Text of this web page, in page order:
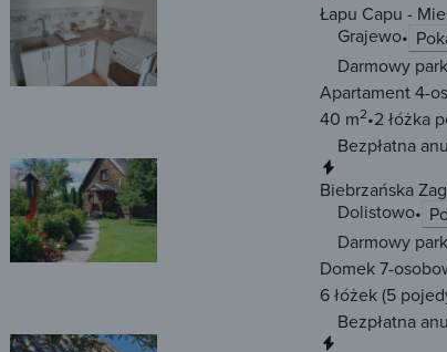
Łapu Capu -
Grajewo
Darmowy
Apartament 4-
40 m2 2 łóżka
Bezpłatna
Biebrzańska
Dolistowo
Darmowy
Domek 7-
6 łóżek(5
Bezpłatna